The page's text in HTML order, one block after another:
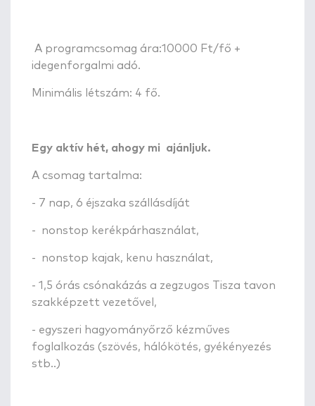
A programcsomag ára:10000 Ft/fő +
idegenforgalmi adó.
Minimális létszám: 4 fő.
Egy aktív hét, ahogy mi ajánljuk.
A csomag tartalma:
- 7 nap, 6 éjszaka szállásdíját
- nonstop kerékpárhasználat,
- nonstop kajak, kenu használat,
- 1,5 órás csónakázás a zegzugos Tisza tavon
szakképzett vezetővel,
- egyszeri hagyományőrző kézműves
foglalkozás (szövés, hálókötés, gyékényezés
stb..)